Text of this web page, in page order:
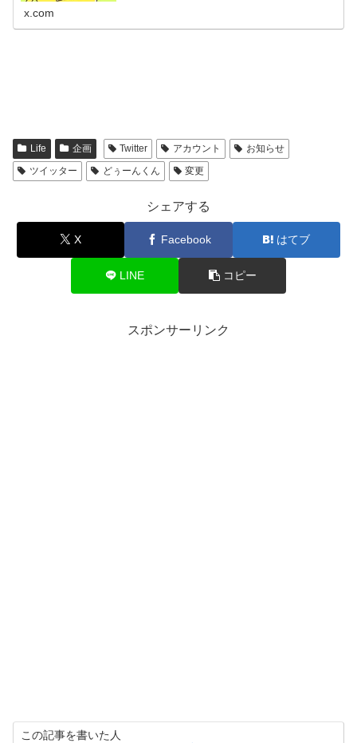
x.com
Life 企画 Twitter アカウント
お知らせ
ツイッター
どぅーんくん 変更
シェアする
X Facebook はてブ
LINE コピー
スポンサーリンク
この記事を書いた人